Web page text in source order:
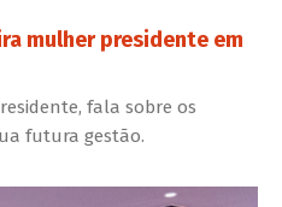
mulher presidente em
fala sobre os
futura gestão.